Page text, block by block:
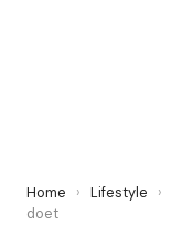
Home › Lifestyle ›
doet